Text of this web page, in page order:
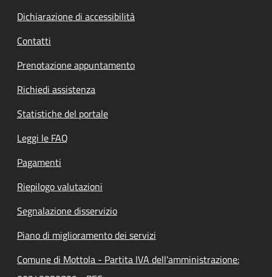
Dichiarazione di accessibilità
Contatti
Prenotazione appuntamento
Richiedi assistenza
Statistiche del portale
Leggi le FAQ
Pagamenti
Riepilogo valutazioni
Segnalazione disservizio
Piano di miglioramento dei servizi
Comune di Mottola - Partita IVA dell'amministrazione: